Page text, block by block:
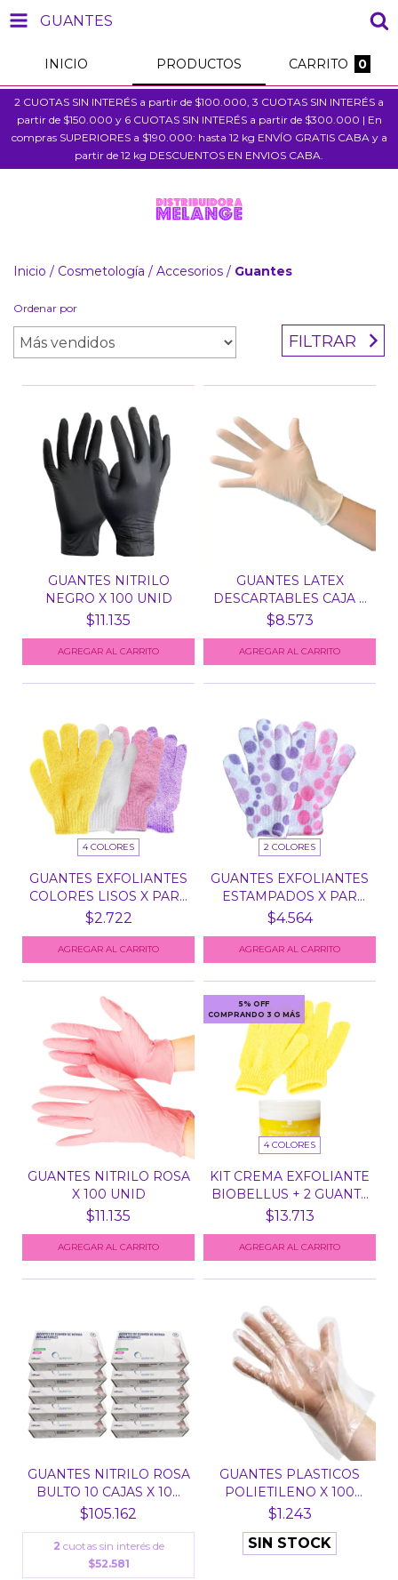
GUANTES
INICIO PRODUCTOS CARRITO 0
2 CUOTAS SIN INTERÉS a partir de $100.000, 3 CUOTAS SIN INTERÉS a
partir de $150.000 y 6 CUOTAS SIN INTERÉS a partir de $300.000 | En
compras SUPERIORES a $190.000: hasta 12 kg ENVÍO GRATIS CABA y a
partir de 12 kg DESCUENTOS EN ENVIOS CABA.
Inicio / Cosmetología / Accesorios / Guantes
Ordenar por
FILTRAR
GUANTES NITRILO
NEGRO X 100 UNID
$11.135
AGREGAR AL CARRITO
GUANTES LATEX
DESCARTABLES CAJA X
100 UN...
$8.573
AGREGAR AL CARRITO
4 COLORES
GUANTES EXFOLIANTES
COLORES LISOS X PAR...
$2.722
AGREGAR AL CARRITO
2 COLORES
GUANTES EXFOLIANTES
ESTAMPADOS X PAR
(G7...
$4.564
AGREGAR AL CARRITO
GUANTES NITRILO ROSA
X 100 UNID
$11.135
AGREGAR AL CARRITO
5% OFF
COMPRANDO 3 O MÁS
4 COLORES
KIT CREMA EXFOLIANTE
BIOBELLUS + 2 GUANT...
$13.713
AGREGAR AL CARRITO
GUANTES NITRILO ROSA
BULTO 10 CAJAS X 10...
$105.162
2 cuotas sin interés de
$52.581
GUANTES PLASTICOS
POLIETILENO X 100
UNID...
$1.243
SIN STOCK